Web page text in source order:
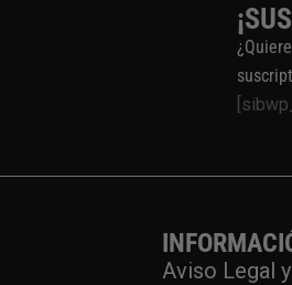
Aviso Legal